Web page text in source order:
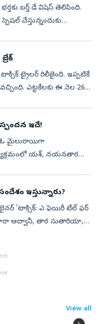
బర్త్ డే విషెస్ తెలిపింది.
చేస్తున్నందుకు
ట్రైలర్ రిలీజైంది. ఇప్పటికే
ఎట్టకేలకు ఈ నెల 26న
విధ్వంసం.. యశ్‌ స్పందన ఇదే!
ఓ మైలురాయిగా
యశ్‌, నయనతార
ఇస్తున్నారు?
‘టాక్సిక్‌: ఎ ఫెయిరీ టేల్‌ ఫర్‌
అద్వానీ, తార సుతారియా,
View all